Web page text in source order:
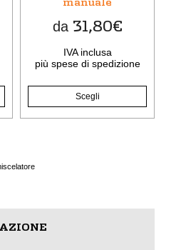
da 31,80€
IVA inclusa
più spese di spedizione
Scegli
scelte
pagina